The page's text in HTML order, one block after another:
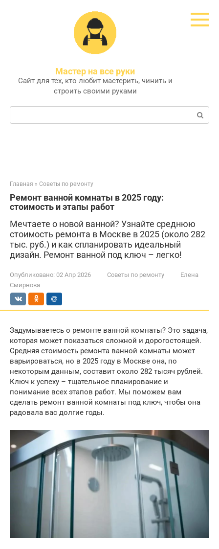
Мастер на все руки
Сайт для тех, кто любит мастерить, чинить и
строить своими руками
Поиск:
Главная » Советы по ремонту
Ремонт ванной комнаты в 2025 году:
стоимость и этапы работ
Мечтаете о новой ванной? Узнайте среднюю
стоимость ремонта в Москве в 2025 (около 282
тыс. руб.) и как спланировать идеальный
дизайн. Ремонт ванной под ключ – легко!
Опубликовано: 02 Апр 2026 Советы по ремонту
Елена
Смирнова
Задумываетесь о ремонте ванной комнаты? Это задача,
которая может показаться сложной и дорогостоящей.
Средняя стоимость ремонта ванной комнаты может
варьироваться, но в 2025 году в Москве она, по
некоторым данным, составит около 282 тысяч рублей.
Ключ к успеху – тщательное планирование и
понимание всех этапов работ. Мы поможем вам
сделать ремонт ванной комнаты под ключ, чтобы она
радовала вас долгие годы.